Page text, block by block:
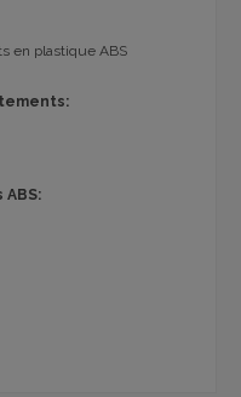
en plastique ABS